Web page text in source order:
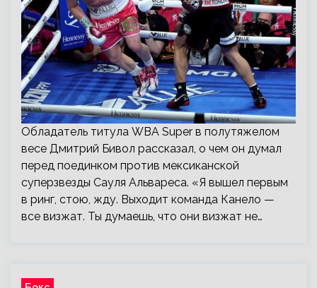
Обладатель титула WBA Super в полутяжелом
весе Дмитрий Бивол рассказал, о чем он думал
перед поединком против мексиканской
суперзвезды Сауля Альвареса. «Я вышел первым
в ринг, стою, жду. Выходит команда Канело —
все визжат. Ты думаешь, что они визжат не…